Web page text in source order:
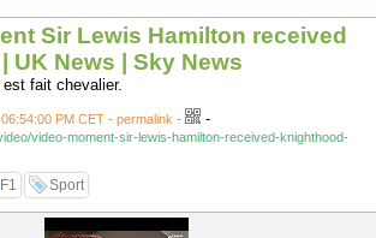
Sir Lewis Hamilton received
UK News | Sky News
fait chevalier.
PM CET - permalink - -
video-moment-sir-lewis-hamilton-received-knighthood-
F1 Sport